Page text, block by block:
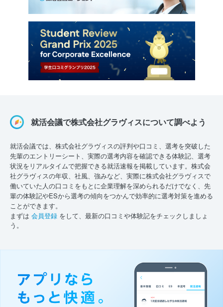
就活会議で株式会社グラヴィスについて調べよう
就活会議では、株式会社グラヴィスの評判や口コミ、選考を突破した
先輩のエントリーシート、実際の選考内容を確認できる体験記、選考
状況をリアルタイムで把握できる就活速報を掲載しています。株式会
社グラヴィスの年収、社風、強みなど、実際に株式会社グラヴィスで
働いていた人の口コミをもとに企業理解を深められるだけでなく、先
輩の体験記やESから選考の傾向をつかんで効率的に選考対策を進める
ことができます。
まずは 会員登録 をして、最新の口コミや体験記をチェックしましょ
う。